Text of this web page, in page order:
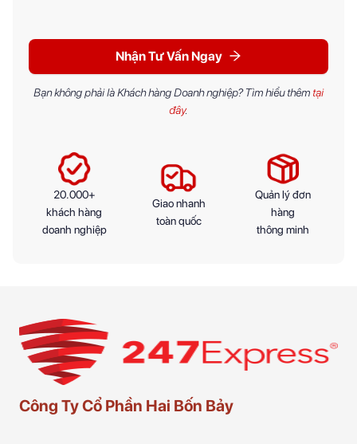
Nhận Tư Vấn Ngay
Bạn không phải là Khách hàng Doanh nghiệp? Tìm hiểu thêm tại
đây.
20.000+
khách hàng
doanh nghiệp
Giao nhanh
toàn quốc
Quản lý đơn
hàng
thông minh
Công Ty Cổ Phần Hai Bốn Bảy